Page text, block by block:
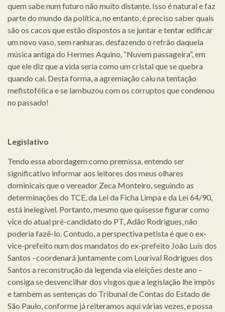
quem sabe num futuro não muito distante. Isso é natural e faz
parte do mundo da política, no entanto, é preciso saber quais
são os cacos que estão dispostos a se juntar e tentar edificar
um novo vaso, sem ranhuras, desfazendo o refrão daquela
música antiga do Hermes Aquino, “Nuvem passageira”, em
que ele diz que a vida seria como um cristal que se quebra
quando cai. Desta forma, a agremiação caiu na tentação
mefistofélica e se lambuzou com os corruptos que condenou
no passado!
Legislativo
Tendo essa abordagem como premissa, entendo ser
significativo informar aos leitores dos meus olhares
dominicais que o vereador Zeca Monteiro, seguindo as
determinações do TCE, da Lei da Ficha Limpa e da Lei 64/90,
está inelegível. Portanto, mesmo que quisesse figurar como
vice do atual pré-candidato do PT, Adão Rodrigues, não
poderia fazê-lo. Contudo, a perspectiva petista é que o ex-
vice-prefeito num dos mandatos do ex-prefeito João Luís dos
Santos –coordenará juntamente com Lourival Rodrigues dos
Santos a reconstrução da legenda via eleições deste ano –
consiga se desvencilhar dos visgos que a legislação lhe impôs
e também as sentenças do Tribunal de Contas do Estado de
São Paulo, conforme já reiteramos aqui várias vezes, e possa